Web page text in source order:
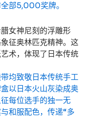
部5,000奖牌。
女神尼刻的浮雕形
征奥林匹克精神。这
术，体现了日本传统
均致敬日本传统手工
以日本火山灰染成奥
每位选手的独一无
和服配色，传递“多